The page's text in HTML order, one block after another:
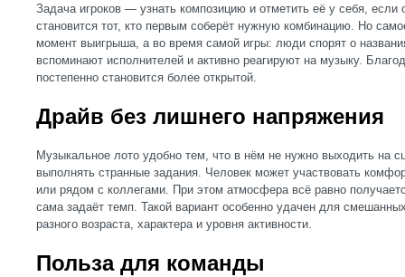
Задача игроков — узнать композицию и отметить её у себя, если
становится тот, кто первым соберёт нужную комбинацию. Но
момент выигрыша, а во время самой игры: люди спорят о
вспоминают исполнителей и активно реагируют на музыку.
постепенно становится более открытой.
Драйв без лишнего напряжения
Музыкальное лото удобно тем, что в нём не нужно выходить на
выполнять странные задания. Человек может участвовать
или рядом с коллегами. При этом атмосфера всё равно
сама задаёт темп. Такой вариант особенно удачен для
разного возраста, характера и уровня активности.
Польза для команды